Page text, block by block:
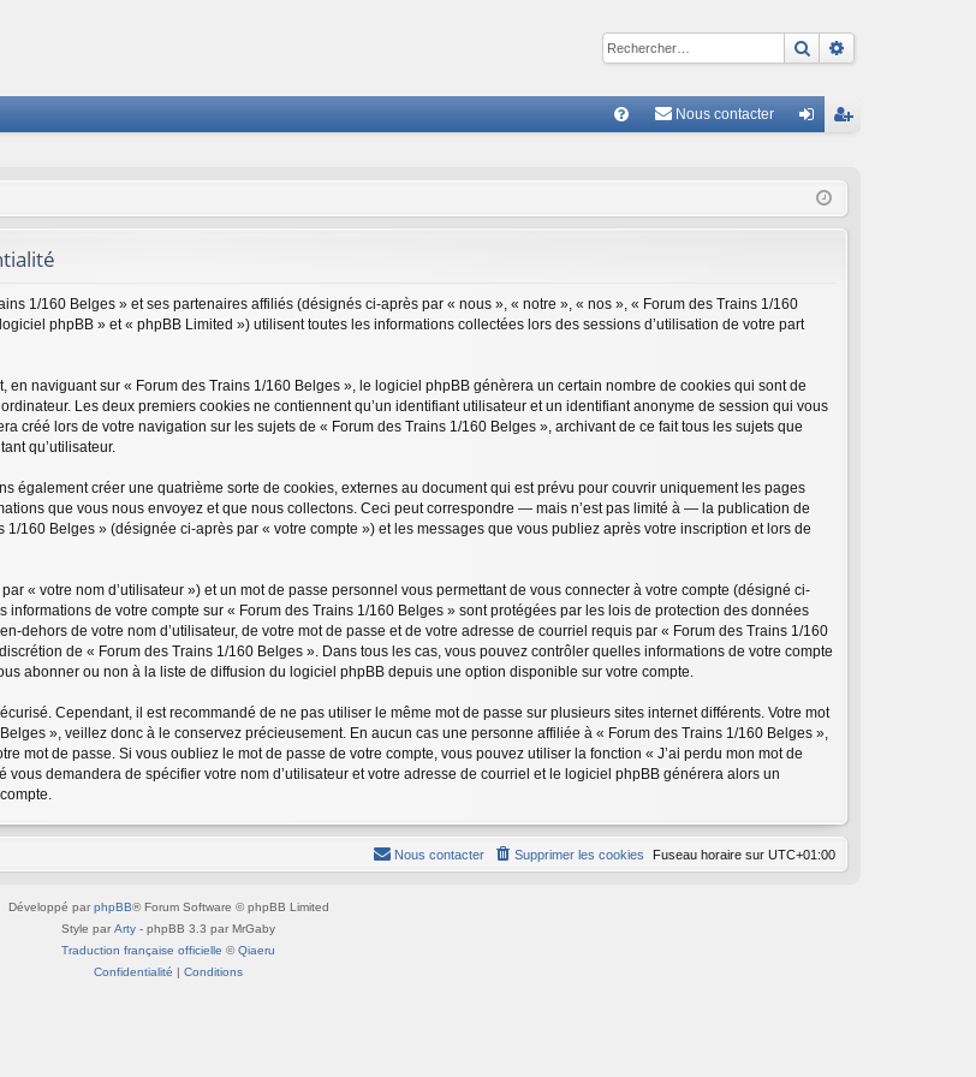
Rechercher
R
Nous contacter
cri
1/160 Belges » et ses partenaires affiliés (désignés ci-après par « nous », « notre », « nos », « Forum des Trains 1/160
phpBB » et « phpBB Limited ») utilisent toutes les informations collectées lors des sessions d’utilisation de votre part
naviguant sur « Forum des Trains 1/160 Belges », le logiciel phpBB génèrera un certain nombre de cookies qui sont de
Les deux premiers cookies ne contiennent qu’un identifiant utilisateur et un identifiant anonyme de session qui vous
créé lors de votre navigation sur les sujets de « Forum des Trains 1/160 Belges », archivant de ce fait tous les sujets que
qu’utilisateur.
également créer une quatrième sorte de cookies, externes au document qui est prévu pour couvrir uniquement les pages
que vous nous envoyez et que nous collectons. Ceci peut correspondre — mais n’est pas limité à — la publication de
160 Belges » (désignée ci-après par « votre compte ») et les messages que vous publiez après votre inscription et lors de
« votre nom d’utilisateur ») et un mot de passe personnel vous permettant de vous connecter à votre compte (désigné ci-
de votre compte sur « Forum des Trains 1/160 Belges » sont protégées par les lois de protection des données
dehors de votre nom d’utilisateur, de votre mot de passe et de votre adresse de courriel requis par « Forum des Trains 1/160
de « Forum des Trains 1/160 Belges ». Dans tous les cas, vous pouvez contrôler quelles informations de votre compte
abonner ou non à la liste de diffusion du logiciel phpBB depuis une option disponible sur votre compte.
Cependant, il est recommandé de ne pas utiliser le même mot de passe sur plusieurs sites internet différents. Votre mot
», veillez donc à le conservez précieusement. En aucun cas une personne affiliée à « Forum des Trains 1/160 Belges »,
mot de passe. Si vous oubliez le mot de passe de votre compte, vous pouvez utiliser la fonction « J’ai perdu mon mot de
demandera de spécifier votre nom d’utilisateur et votre adresse de courriel et le logiciel phpBB générera alors un
Fuseau horaire sur UTC+01:00
Supprimer les cookies
Nous contacter
Développé par phpBB® Forum Software © phpBB Limited
Style par Arty - phpBB 3.3 par MrGaby
Traduction française officielle ©Qiaeru
Confidentialité | Conditions